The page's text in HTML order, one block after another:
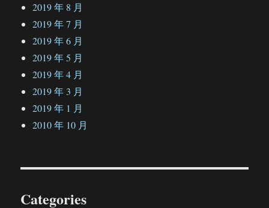
2019 年 8 月
2019 年 7 月
2019 年 6 月
2019 年 5 月
2019 年 4 月
2019 年 3 月
2019 年 1 月
2010 年 10 月
Categories